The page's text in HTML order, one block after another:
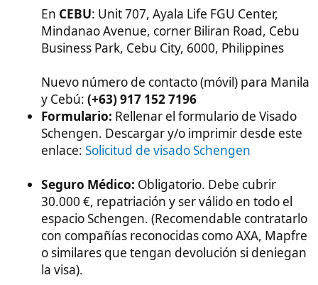
qué van a visitar. Las contradicciones aquí
suponen la denegación inmediata.
7. El obstáculo final: Inmigración en
Filipinas (NAIA)​
A partir de este punto por parte de las autoridades
Españolas ya está todo completado, y si habéis
tenido éxito tendréis que convencer a las
autoridades Filipinas (y no me digáis "pero si ya
tengo el visado"... eso no basta). De cualquier
manera este es el punto más sencillo.
Tener el visado español no garantiza la salida. Los
oficiales de inmigración en el aeropuerto de Manila
son estrictos para evitar la trata de personas.